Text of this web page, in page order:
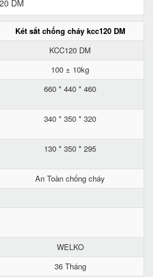
Két sắt chống cháy kcc120 DM
KCC120 DM
100 ± 10kg
660 * 440 * 460
340 * 350 * 320
130 * 350 * 295
An Toàn chống cháy
WELKO
36 Tháng